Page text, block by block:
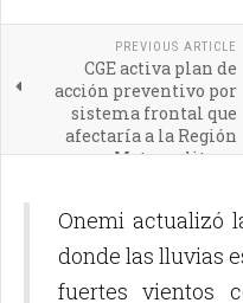
PREVIOUS ARTICLE
CGE activa plan de
acción preventivo por
sistema frontal que
afectaría a la Región
Metropolitana
Onemi actualizó
donde las lluvias
fuertes vientos